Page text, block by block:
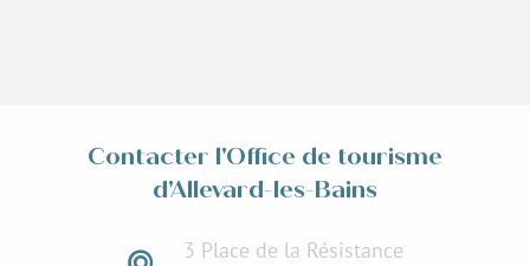
Contacter l'Office de tourisme
d'Allevard-les-Bains
3 Place de la Résistance